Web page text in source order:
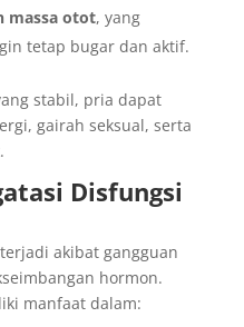
massa otot, yang
tetap bugar dan aktif.
stabil, pria dapat
gairah seksual, serta
Disfungsi
akibat gangguan
hormon.
manfaat dalam: